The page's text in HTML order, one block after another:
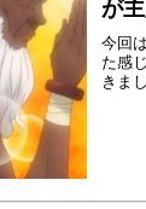
が
今回
た感
きま